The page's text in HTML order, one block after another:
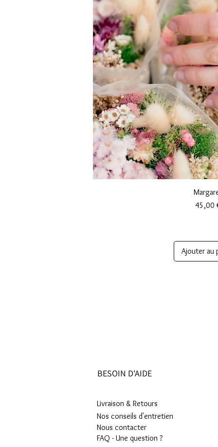
Aperçu
Prix
45,00
Ajouter au
BESOIN D'AIDE
Livraison & Retours
Nos conseils d'entretien
Nous contacter
FAQ - Une question ?